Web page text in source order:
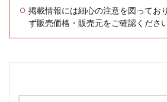
掲載情報には細心の注意を図ってお
ず販売価格・販売元をご確認ください